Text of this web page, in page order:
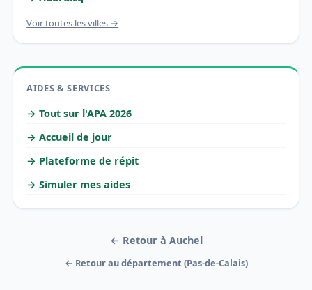
Voir toutes les villes →
AIDES & SERVICES
→ Tout sur l'APA 2026
→ Accueil de jour
→ Plateforme de répit
→ Simuler mes aides
← Retour à Auchel
← Retour au département (Pas-de-Calais)